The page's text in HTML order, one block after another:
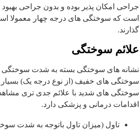
جراحی امکان پذیر بوده و بدون جراحی بهبود
است که سوختگی های درجه چهار معمولا
گذارند.
علائم سوختگی
نشانه های سوختگی بسته به شدت سوختگی
سوختگی های خفیف (از نوع درجه یک)
سوختگی های شدید با علائم جدی تری
اقدامات درمانی و پزشکی دارد.
تاول (میزان تاول باتوجه به شدت